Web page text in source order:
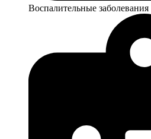
Воспалительные заболевания